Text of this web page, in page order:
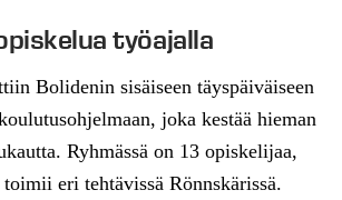
työajalla
Bolidenin sisäiseen täyspäiväiseen
joka kestää hieman
Ryhmässä on 13 opiskelijaa,
eri tehtävissä Rönnskärissä.